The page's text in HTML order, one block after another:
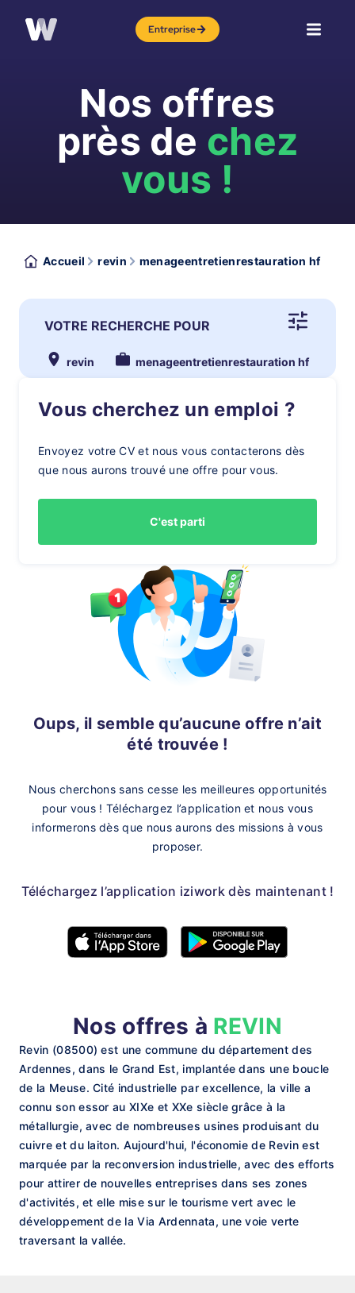
Entreprise
Nos offres
près de chez
vous !
Accueil revin menageentretienrestauration hf
VOTRE RECHERCHE POUR
revin menageentretienrestauration hf
Vous cherchez un emploi ?
Envoyez votre CV et nous vous contacterons dès
que nous aurons trouvé une offre pour vous.
C'est parti
Oups, il semble qu’aucune offre n’ait
été trouvée !
Nous cherchons sans cesse les meilleures opportunités
pour vous ! Téléchargez l’application et nous vous
informerons dès que nous aurons des missions à vous
proposer.
Téléchargez l’application iziwork dès maintenant !
Nos offres à REVIN
Revin (08500) est une commune du département des
Ardennes, dans le Grand Est, implantée dans une boucle
de la Meuse. Cité industrielle par excellence, la ville a
connu son essor au XIXe et XXe siècle grâce à la
métallurgie, avec de nombreuses usines produisant du
cuivre et du laiton. Aujourd'hui, l'économie de Revin est
marquée par la reconversion industrielle, avec des efforts
pour attirer de nouvelles entreprises dans ses zones
d'activités, et elle mise sur le tourisme vert avec le
développement de la Via Ardennata, une voie verte
traversant la vallée.